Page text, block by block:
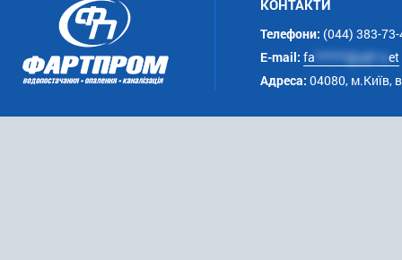
КОНТАКТИ
Телефони: (044) 383-
E-mail: fa ******@uk*.n et
Адреса: 04080, м.Київ,